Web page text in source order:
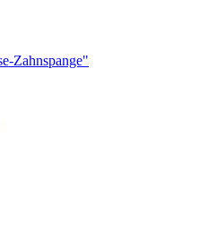
Zahnspange"